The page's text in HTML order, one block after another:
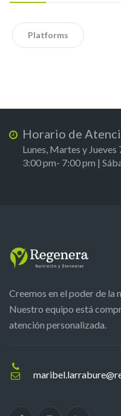
Platforms
Horario de
Lunes, Martes y
3:00 pm- 7:00 pm |
Creemos en el poder de la
Nuestro equipo está
atención personalizada.